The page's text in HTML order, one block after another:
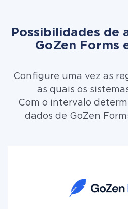
Possibilidades de
GoZen Forms
Configure uma vez as
as quais os
Com o intervalo
dados de GoZen